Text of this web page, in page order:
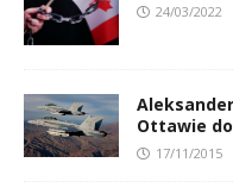
24/03/2022
Ottawie
17/11/2015